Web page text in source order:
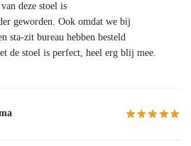
deze stoel is
geworden. Ook omdat we bij
sta-zit bureau hebben besteld
de stoel is perfect, heel erg blij mee.